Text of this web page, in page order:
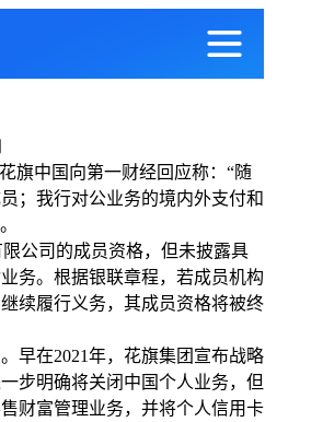
中国向第一财经回应称：“随
；我行对公业务的境内外支付和
公司的成员资格，但未披露具
务。根据银联章程，若成员机构
续履行义务，其成员资格将被终
在2021年，花旗集团宣布战略
步明确将关闭中国个人业务，但
财富管理业务，并将个人信用卡